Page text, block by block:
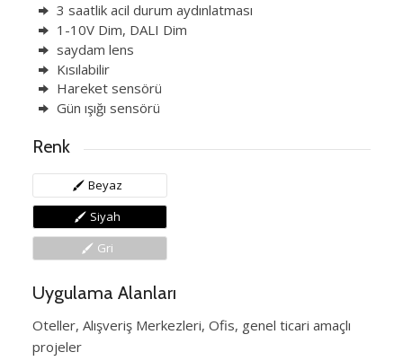
3 saatlik acil durum aydınlatması
1-10V Dim, DALI Dim
saydam lens
Kısılabilir
Hareket sensörü
Gün ışığı sensörü
Renk
Beyaz
Siyah
Gri
Uygulama Alanları
Oteller, Alışveriş Merkezleri, Ofis, genel ticari amaçlı
projeler